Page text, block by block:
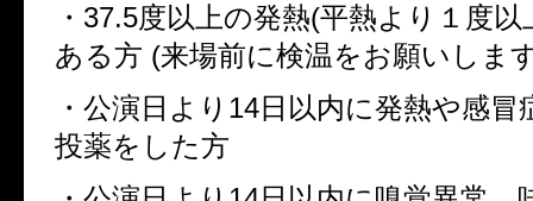
・37.5度以上の発熱(平熱より１度
ある方 (来場前に検温をお願いしま
・公演日より14日以内に発熱や感冒
投薬をした方